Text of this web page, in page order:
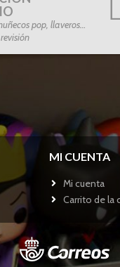
pop, llaveros…
MI CUENTA
Mi cuenta
Carrito de la